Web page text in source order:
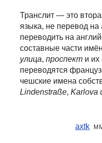
Транслит — это
языка, не перевод на
переводить на
составные части
улица, проспект и их
переводятся
чешские имена
Lindenstraße, Karlova
axtk